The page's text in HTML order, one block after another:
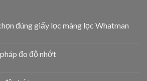
đúng giấy lọc màng lọc Whatman
đo độ nhớt